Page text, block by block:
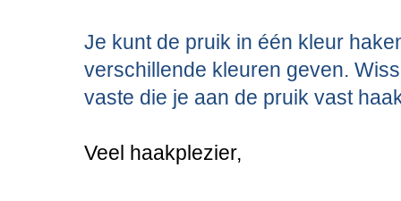
Je kunt de pruik in één kleur
verschillende kleuren geven.
vaste die je aan de pruik vast
Veel haakplezier,